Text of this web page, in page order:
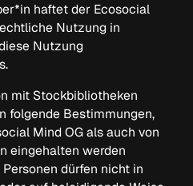
haftet der Ecosocial
Nutzung in
Nutzung
mit Stockbibliotheken
folgende Bestimmungen,
Mind OG als auch von
eingehalten werden
dürfen nicht in